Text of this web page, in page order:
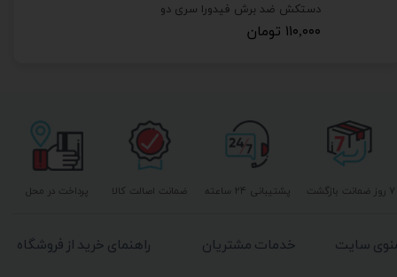
دستکش ضد برش فیدورا سری دو
۱۱۰,۰۰۰ تومان
پشتیبانی ۲۴ ساعته پرداخت در محل ۷ روز ضمانت بازگشت ضمانت اصالت کالا
راهنمای خرید از فروشگاه خدمات مشتریان سایت